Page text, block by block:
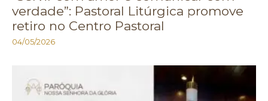
verdade”: Pastoral Litúrgica promove
retiro no Centro Pastoral
04/05/2026